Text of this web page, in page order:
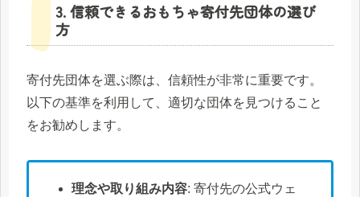
3. 信頼できるおもちゃ寄付先団体の選び
方
寄付先団体を選ぶ際は、信頼性が非常に重要です。
以下の基準を利用して、適切な団体を見つけること
をお勧めします。
理念や取り組み内容: 寄付先の公式ウェ